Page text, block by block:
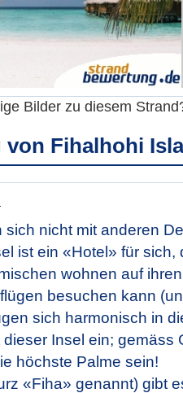
Bilder zu diesem
von Fihalhohi
sich nicht mit anderen
ist ein «Hotel» für sich,
wohnen auf
besuchen kann
sich harmonisch in
Insel ein; gemäss
höchste Palme sein!
«Fiha» genannt) gibt